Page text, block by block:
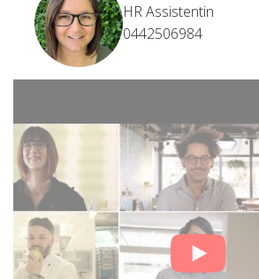
HR Assistentin
0442506984